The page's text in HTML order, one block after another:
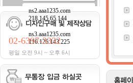
ns2.aaa1235.com
218.145.65.144
ns3.aaa1235.com
116.126.143.225
02-6397-3332
평일 오전 9시 ~ 오후 6시